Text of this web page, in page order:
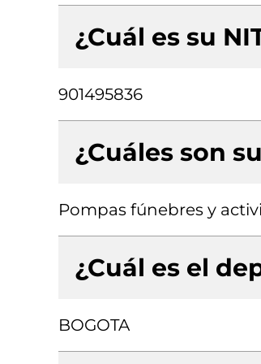
¿Cuál es su
901495836
¿Cuáles son
Pompas fúnebres y
¿Cuál es el
BOGOTA